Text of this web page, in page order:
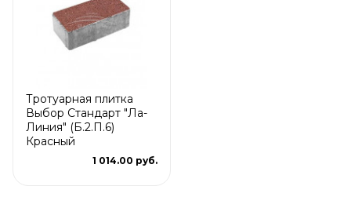
Тротуарная плитка
Выбор Стандарт "Ла-
Линия" (Б.2.П.6)
Красный
1 014.00 руб.